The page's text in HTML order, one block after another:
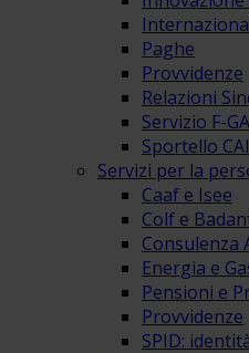
Paghe
Provvidenze
Relazioni
Servizio F-
Sportello
Servizi per la
Caaf e Isee
Colf e
Consulenza
Energia e
Pensioni e
Provvidenze
SPID: